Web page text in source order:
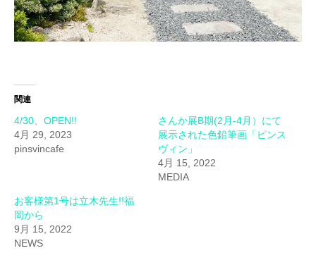
関連
4/30、OPEN!!
4月 29, 2023
pinsvincafe
さんか展B期(2月-4月）にて
展示された色鉛筆画「ピンス
ヴィン」
4月 15, 2022
MEDIA
お客様第1号は立木先生!!福
岡から
9月 15, 2022
NEWS